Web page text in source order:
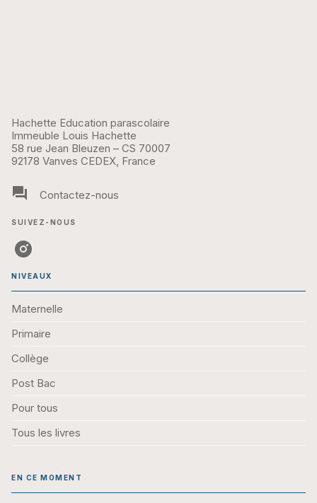
Hachette Education parascolaire
Immeuble Louis Hachette
58 rue Jean Bleuzen – CS 70007
92178 Vanves CEDEX, France
question_answer Contactez-nous
SUIVEZ-NOUS
NIVEAUX
Maternelle
Primaire
Collège
Post Bac
Pour tous
Tous les livres
EN CE MOMENT